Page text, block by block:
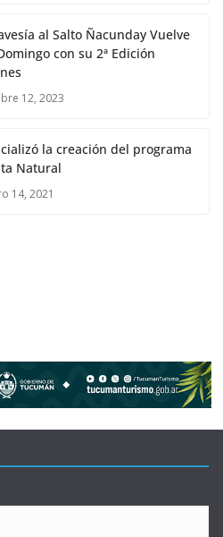
al Salto Ñacunday Vuelve
con su 2ª Edición
12, 2023
la creación del programa
Natural
14, 2021